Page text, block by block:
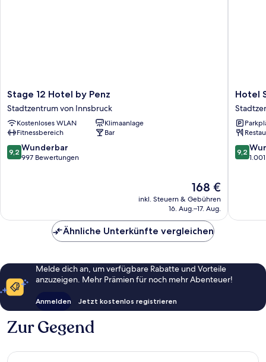
Stage
12
Hotel
by
Penz
Stadtzentrum
von
Stage 12 Hotel by Penz
Stadtzentrum von Innsbruck
Kostenloses WLAN
Klimaanlage
Fitnessbereich
Bar
9.2
von
9,2 Wunderbar
997 Bewertungen
Der
Preis
beträgt
168 €
inkl. Steuern & Gebühren
16. Aug.–17. Aug.
Hotel
Sailer
von
Hotel
9.2
von
9,2
Ähnliche Unterkünfte vergleichen
Melde dich an, um verfügbare Rabatte und Vorteile
anzuzeigen. Mehr Prämien für noch mehr Abenteuer!
Anmelden Jetzt kostenlos registrieren
Zur Gegend